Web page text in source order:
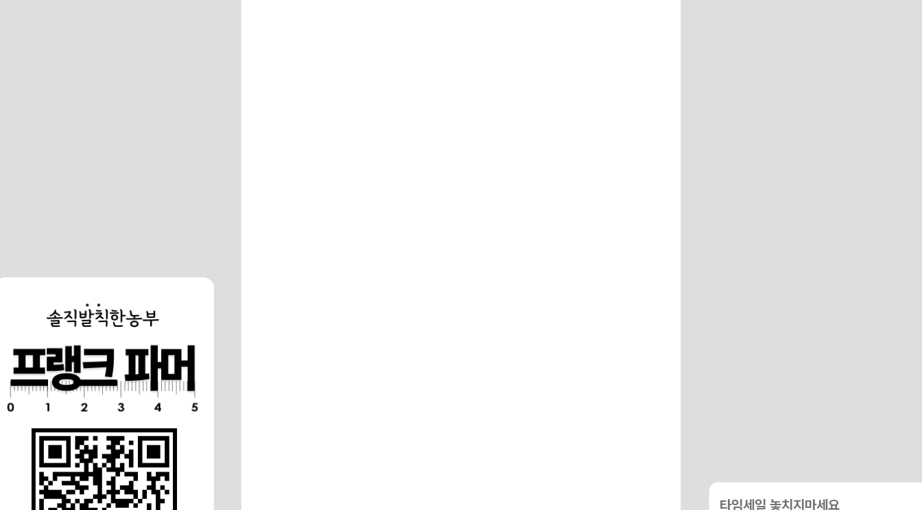
타임세일 놓치지마세요